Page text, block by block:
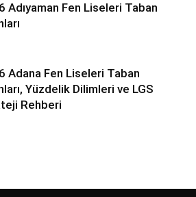
Adıyaman Fen Liseleri Taban
Adana Fen Liseleri Taban
Yüzdelik Dilimleri ve LGS
Rehberi